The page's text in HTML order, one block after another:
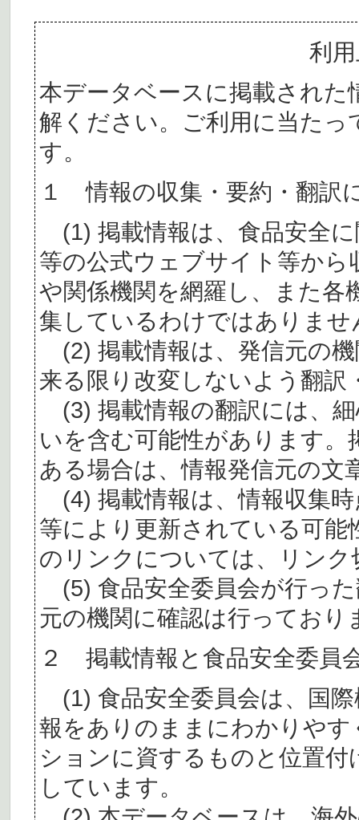
利
本データベースに掲載された
解ください。ご利用に当た
す。
１ 情報の収集・要約・翻訳
(1) 掲載情報は、食品安全
等の公式ウェブサイト等か
や関係機関を網羅し、また各
集しているわけではありませ
(2) 掲載情報は、発信元の
来る限り改変しないよう翻訳
(3) 掲載情報の翻訳には、
いを含む可能性があります。
ある場合は、情報発信元の文
(4) 掲載情報は、情報収集
等により更新されている可
のリンクについては、リン
(5) 食品安全委員会が行っ
元の機関に確認は行っており
２ 掲載情報と食品安全委員
(1) 食品安全委員会は、国
報をありのままにわかりや
ションに資するものと位置
しています。